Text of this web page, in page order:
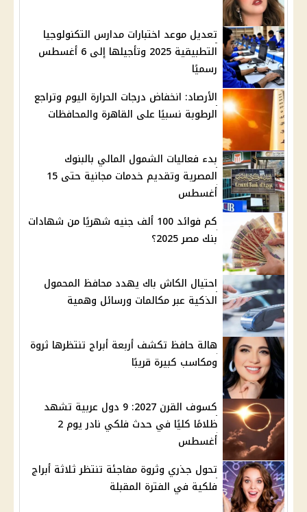
تعديل موعد اختبارات مدارس التكنولوجيا
التطبيقية 2025 وتأجيلها إلى 6 أغسطس
رسميًا
الأرصاد: انخفاض درجات الحرارة اليوم وتراجع
الرطوبة نسبيًا على القاهرة والمحافظات
بدء فعاليات الشمول المالي بالبنوك
المصرية وتقديم خدمات مجانية حتى 15
أغسطس
كم فوائد 100 ألف جنيه شهريًا من شهادات
بنك مصر 2025؟
احتيال الكاش باك يهدد محافظ المحمول
الذكية عبر مكالمات ورسائل وهمية
هالة حافظ تكشف أربعة أبراج تنتظرها ثروة
ومكاسب كبيرة قريبًا
كسوف القرن 2027: 9 دول عربية تشهد
ظلامًا كليًا في حدث فلكي نادر يوم 2
أغسطس
تحول جذري وثروة مفاجئة تنتظر ثلاثة أبراج
فلكية في الفترة المقبلة